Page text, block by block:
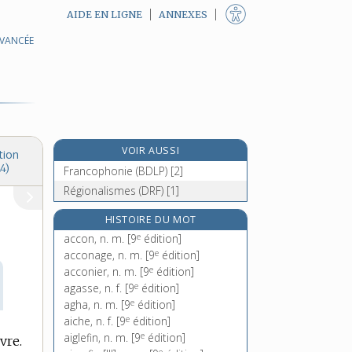
AIDE EN LIGNE ANNEXES
VOIR AUSSI
Francophonie (BDLP) [2]
Régionalismes (DRF) [1]
HISTOIRE DU MOT
accon, n. m. [9e édition]
acconage, n. m. [9e édition]
acconier, n. m. [9e édition]
agasse, n. f. [9e édition]
agha, n. m. [9e édition]
aiche, n. f. [9e édition]
aiglefin, n. m. [9e édition]